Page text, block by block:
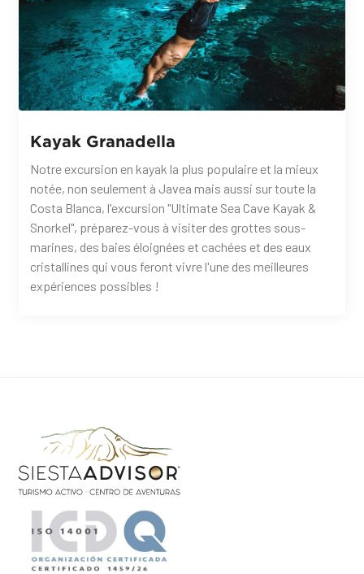
Kayak Granadella
Notre excursion en kayak la plus populaire et la mieux
notée, non seulement à Javea mais aussi sur toute la
Costa Blanca, l'excursion "Ultimate Sea Cave Kayak &
Snorkel", préparez-vous à visiter des grottes sous-
marines, des baies éloignées et cachées et des eaux
cristallines qui vous feront vivre l'une des meilleures
expériences possibles !